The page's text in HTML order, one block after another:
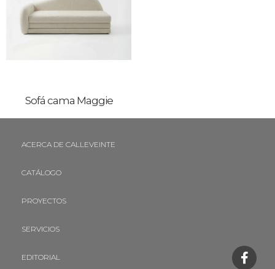
Sofá cama Maggie
ACERCA DE CALLEVEINTE
CATÁLOGO
PROYECTOS
SERVICIOS
EDITORIAL